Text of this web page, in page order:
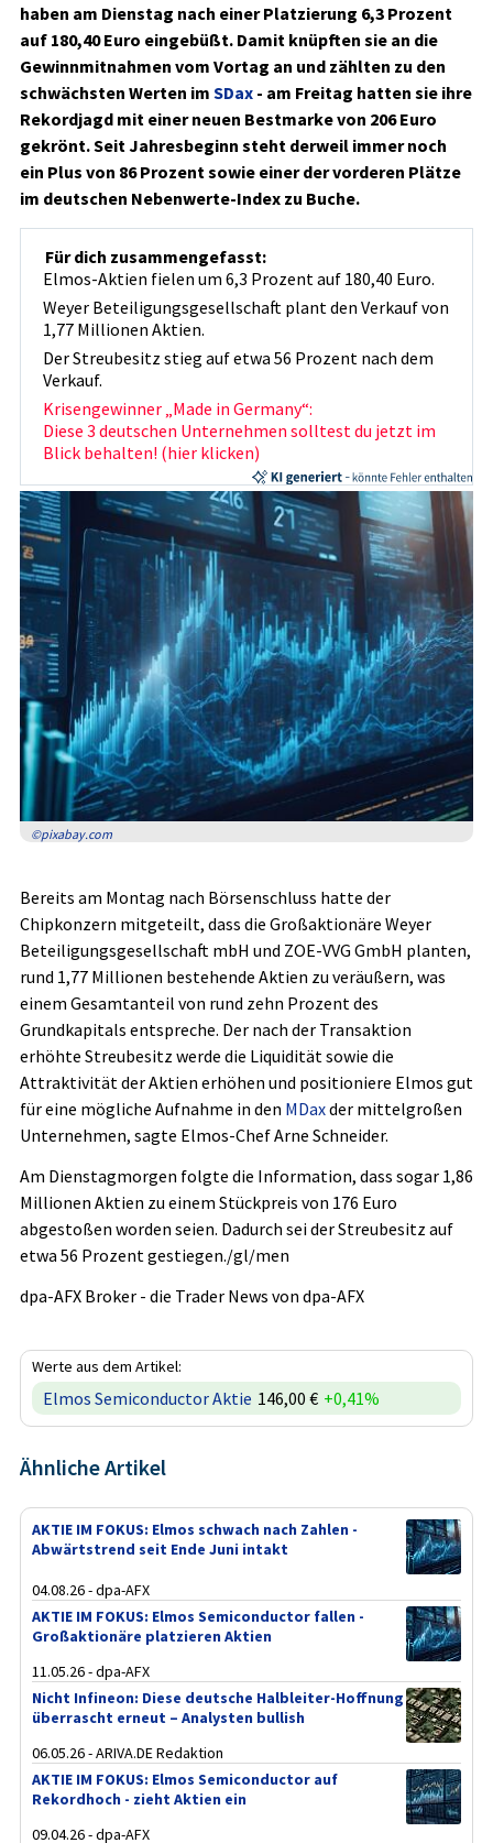
haben am Dienstag nach einer Platzierung 6,3 Prozent
auf 180,40 Euro eingebüßt. Damit knüpften sie an die
Gewinnmitnahmen vom Vortag an und zählten zu den
schwächsten Werten im SDax - am Freitag hatten sie ihre
Rekordjagd mit einer neuen Bestmarke von 206 Euro
gekrönt. Seit Jahresbeginn steht derweil immer noch
ein Plus von 86 Prozent sowie einer der vorderen Plätze
im deutschen Nebenwerte-Index zu Buche.
Für dich zusammengefasst:
Elmos-Aktien fielen um 6,3 Prozent auf 180,40 Euro.
Weyer Beteiligungsgesellschaft plant den Verkauf von
1,77 Millionen Aktien.
Der Streubesitz stieg auf etwa 56 Prozent nach dem
Verkauf.
Krisengewinner „Made in Germany“:
Diese 3 deutschen Unternehmen solltest du jetzt im
Blick behalten! (hier klicken)
©pixabay.com
Bereits am Montag nach Börsenschluss hatte der
Chipkonzern mitgeteilt, dass die Großaktionäre Weyer
Beteiligungsgesellschaft mbH und ZOE-VVG GmbH planten,
rund 1,77 Millionen bestehende Aktien zu veräußern, was
einem Gesamtanteil von rund zehn Prozent des
Grundkapitals entspreche. Der nach der Transaktion
erhöhte Streubesitz werde die Liquidität sowie die
Attraktivität der Aktien erhöhen und positioniere Elmos gut
für eine mögliche Aufnahme in den MDaxder mittelgroßen
Unternehmen, sagte Elmos-Chef Arne Schneider.
Am Dienstagmorgen folgte die Information, dass sogar 1,86
Millionen Aktien zu einem Stückpreis von 176 Euro
abgestoßen worden seien. Dadurch sei der Streubesitz auf
etwa 56 Prozent gestiegen./gl/men
dpa-AFX Broker - die Trader News von dpa-AFX
Werte aus dem Artikel:
Elmos Semiconductor Aktie 146,00 € +0,41%
Ähnliche Artikel
AKTIE IM FOKUS: Elmos schwach nach Zahlen -
Abwärtstrend seit Ende Juni intakt
04.08.26 - dpa-AFX
AKTIE IM FOKUS: Elmos Semiconductor fallen -
Großaktionäre platzieren Aktien
11.05.26 - dpa-AFX
Nicht Infineon: Diese deutsche Halbleiter-Hoffnung
überrascht erneut – Analysten bullish
06.05.26 - ARIVA.DE Redaktion
AKTIE IM FOKUS: Elmos Semiconductor auf
Rekordhoch - zieht Aktien ein
09.04.26 - dpa-AFX